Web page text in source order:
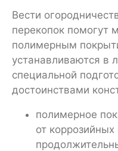
Вести
перекопок помогут
полимерным
устанавливаются в
специальной
достоинствами
полимерное
от